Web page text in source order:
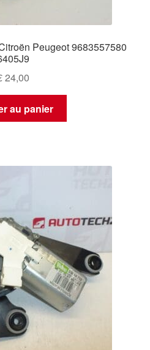
Peugeot 9683557580
24,00
au panier